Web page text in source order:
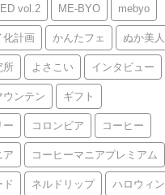
vol.2 ME-BYO mebyo
化計画 かんたフェ ぬか美人
所 よさこい インタビュー
ウンテン ギフト
ー コロンビア コーヒー
ア コーヒーマニアプレミアム
ド ネルドリップ ハロウィン